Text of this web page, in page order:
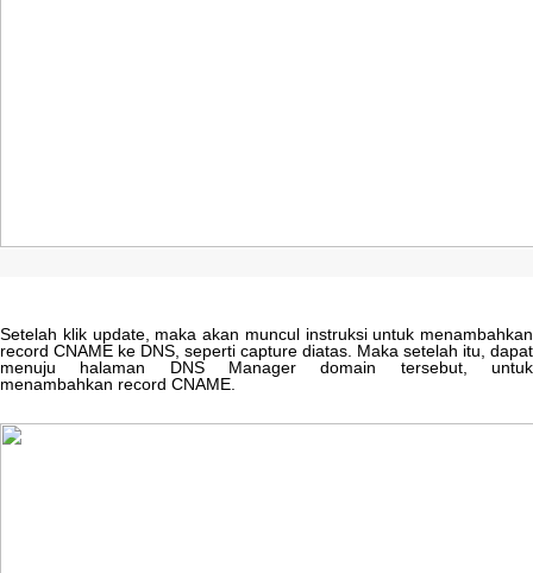
Setelah klik update, maka akan muncul instruksi untuk menambahkan
record CNAME ke DNS seperti capture diatas Maka setelah itu dapat
menuju
halaman DNS Manager domain tersebut,
untuk
menambahkan record CNAME